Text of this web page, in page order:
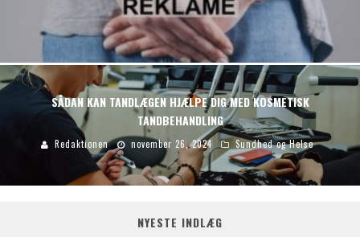
SÅDAN KAN TANDLÆGEN HJÆLPE DIG MED KOSMETISK
TANDBEHANDLING
Redaktionen november 26, 2024 Sundhed og Helse
NYESTE INDLÆG